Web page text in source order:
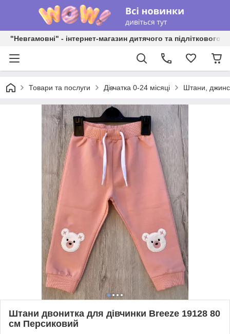
"Невгамовні" - інтернет-магазин дитячого та підліткового
Товари та послуги Дівчатка 0-24 місяці Штани,
Штани двонитка для дівчинки Breeze 19128 80
см Персиковий